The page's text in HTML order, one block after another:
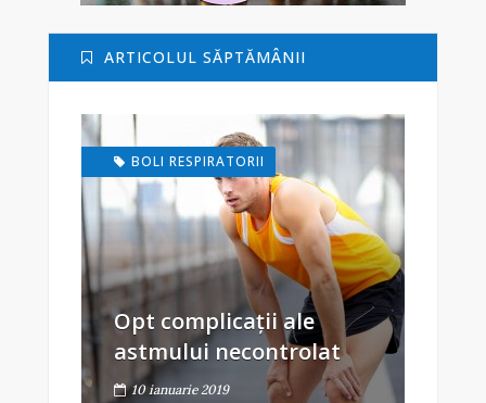
ARTICOLUL SĂPTĂMÂNII
BOLI RESPIRATORII
Opt complicații ale
astmului necontrolat
10 ianuarie 2019